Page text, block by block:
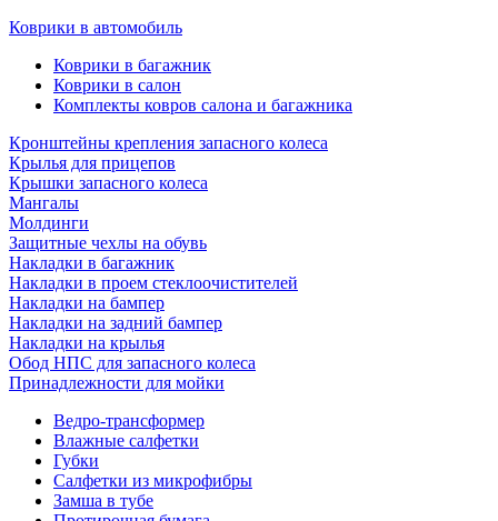
Коврики в автомобиль
Коврики в багажник
Коврики в салон
Комплекты ковров салона и багажника
Кронштейны крепления запасного колеса
Крылья для прицепов
Крышки запасного колеса
Мангалы
Молдинги
Защитные чехлы на обувь
Накладки в багажник
Накладки в проем стеклоочистителей
Накладки на бампер
Накладки на задний бампер
Накладки на крылья
Обод НПС для запасного колеса
Принадлежности для мойки
Ведро-трансформер
Влажные салфетки
Губки
Салфетки из микрофибры
Замша в тубе